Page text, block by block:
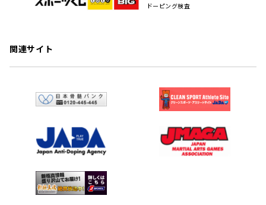
ドーピング検査
関連サイト